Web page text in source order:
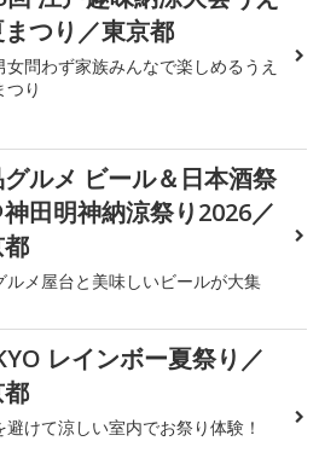
つり／東京都
女問わず家族みんなで楽しめるうえ
つり
ルメ ビール＆日本酒祭
神田明神納涼祭り2026／
ルメ屋台と美味しいビールが大集
レインボー夏祭り／
避けて涼しい室内でお祭り体験！